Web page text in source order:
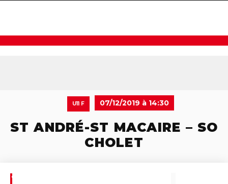
U11 F 07/12/2019 à 14:30
ST ANDRÉ-ST MACAIRE – SO
CHOLET
7